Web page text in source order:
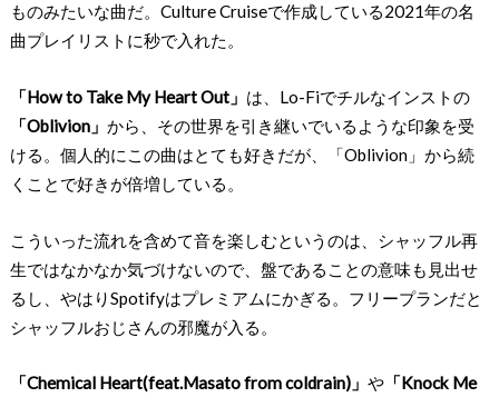
ものみたいな曲だ。Culture Cruiseで作成している2021年の名
曲プレイリストに秒で入れた。
「How to Take My Heart Out」 は、Lo-Fiでチルなインストの
「Oblivion」 から、その世界を引き継いでいるような印象を受
ける。個人的にこの曲はとても好きだが、「Oblivion」から続
くことで好きが倍増している。
こういった流れを含めて音を楽しむというのは、シャッフル再
生ではなかなか気づけないので、盤であることの意味も見出せ
るし、やはりSpotifyはプレミアムにかぎる。フリープランだと
シャッフルおじさんの邪魔が入る。
「Chemical Heart(feat.Masato from coldrain)」 や「Knock Me